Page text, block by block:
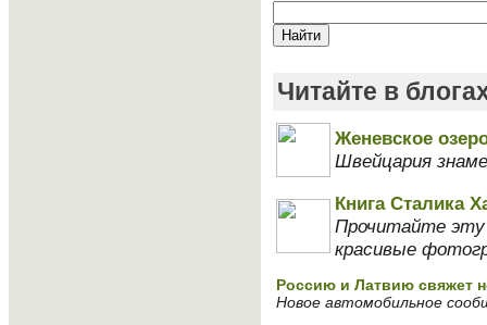
Читайте в
Женевское
Швейцария
Книга Сталика
Прочитайте
красивые
Россию и Латвию свяжет
Новое автомобильное